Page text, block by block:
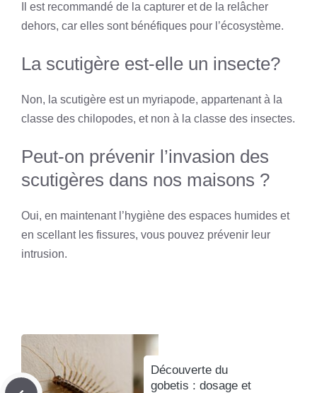
Il est recommandé de la capturer et de la relâcher
dehors, car elles sont bénéfiques pour l’écosystème.
La scutigère est-elle un insecte?
Non, la scutigère est un myriapode, appartenant à la
classe des chilopodes, et non à la classe des insectes.
Peut-on prévenir l’invasion des
scutigères dans nos maisons ?
Oui, en maintenant l’hygiène des espaces humides et
en scellant les fissures, vous pouvez prévenir leur
intrusion.
Découverte du
gobetis : dosage et